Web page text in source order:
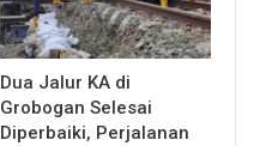
Dua Jalur KA di
Grobogan Selesai
Diperbaiki, Perjalanan